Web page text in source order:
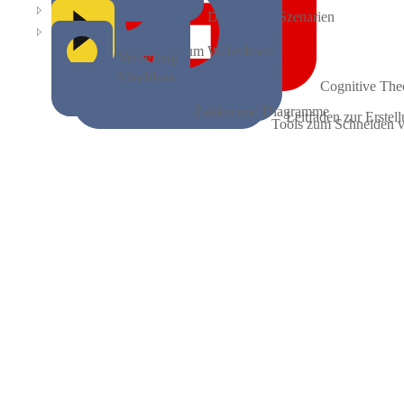
Cognitive
Didaktische Szenarien
Leitfaden zur
Tools zum Schneiden
Zum Weiterlesen
Zahlen und Diagramme
Vertiefung
Abschluss